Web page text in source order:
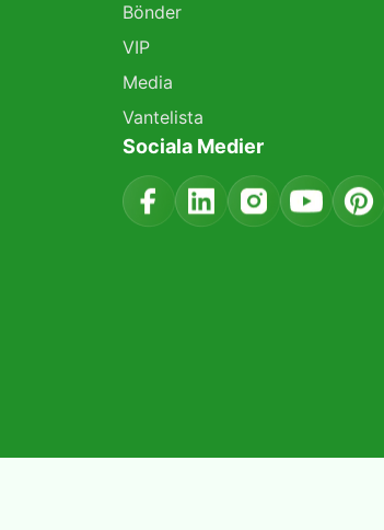
Bönder
VIP
Media
Vantelista
Sociala Medier